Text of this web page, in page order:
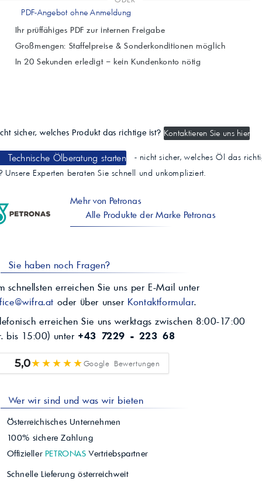
PDF-Angebot ohne Anmeldung
Ihr prüffähiges PDF zur internen Freigabe
Großmengen: Staffelpreise & Sonderkonditionen möglich
In 20 Sekunden erledigt – kein Kundenkonto nötig
sicher, welches Produkt das richtige ist? Kontaktieren Sie uns hier
Technische Ölberatung starten
- nicht sicher, welches Öl das
Unsere Experten beraten Sie schnell und unkompliziert.
Mehr von Petronas
Alle Produkte der Marke Petronas
Sie haben noch Fragen?
schnellsten erreichen Sie uns per E-Mail unter
oder über unser Kontaktformular.
erreichen Sie uns werktags zwischen 8:00-17:00
bis 15:00) unter +43 7229 - 223 68
5,0★★★★★Google Bewertungen
Wer wir sind und was wir bieten
Österreichisches Unternehmen
100% sichere Zahlung
Offizieller PETRONAS Vertriebspartner
Schnelle Lieferung österreichweit